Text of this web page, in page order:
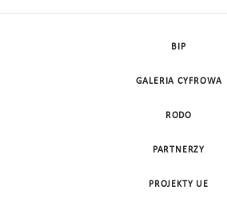
BIP
GALERIA CYFROWA
RODO
PARTNERZY
PROJEKTY UE